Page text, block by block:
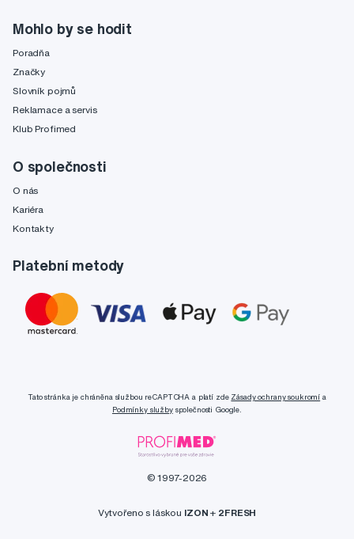
Mohlo by se hodit
Poradňa
Značky
Slovník pojmů
Reklamace a servis
Klub Profimed
O společnosti
O nás
Kariéra
Kontakty
Platební metody
Tato stránka je chráněna službou reCAPTCHA a platí zde Zásady ochrany soukromí a
Podmínky službyspolečnosti Google.
© 1997-2026
Vytvořeno s láskou IZON + 2FRESH